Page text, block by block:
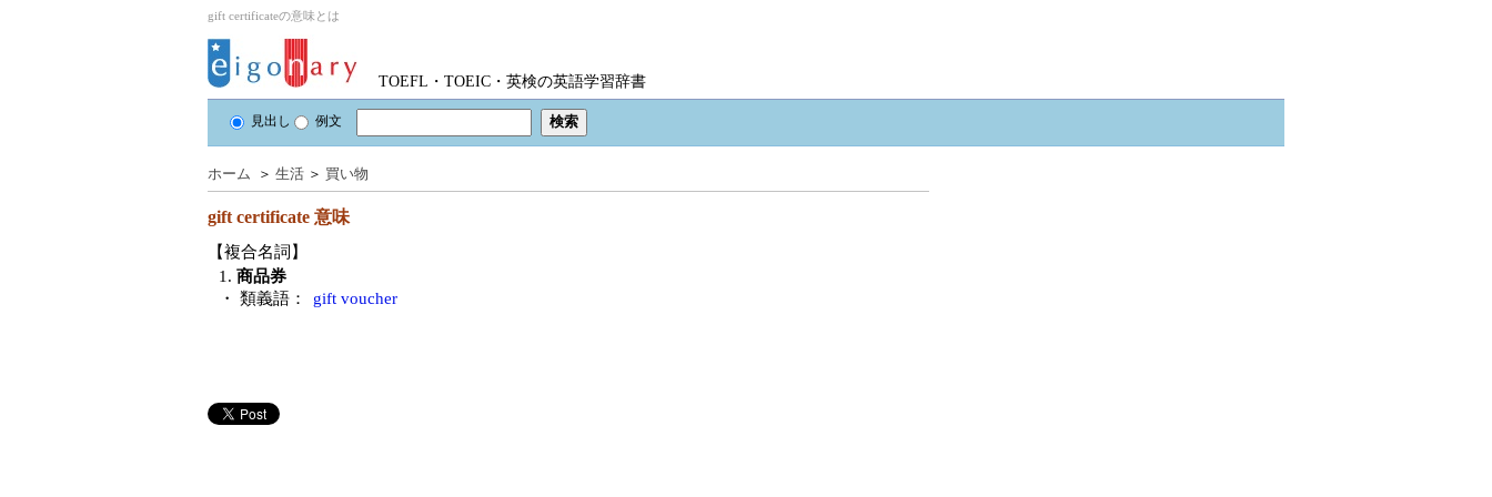
gift certificateの意味とは
TOEFL・TOEIC・英検の英語学習辞書
見出し 例文
ホーム ＞ 生活 ＞ 買い物
gift certificate 意味
【複合名詞】
1. 商品券
・ 類義語：
gift voucher